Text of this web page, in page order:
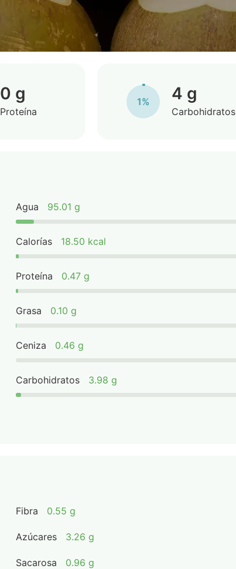
0 g
Proteína
1% 4 g
Carbohidratos
Agua 95.01 g
Calorías 18.50 kcal
Proteína 0.47 g
Grasa 0.10 g
Ceniza 0.46 g
Carbohidratos 3.98 g
Fibra 0.55 g
Azúcares 3.26 g
Sacarosa 0.96 g